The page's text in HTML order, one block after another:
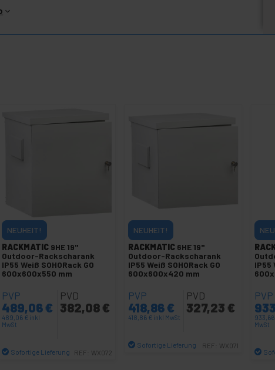
NEUHEIT!
RACKMATIC 9HE 19"
Outdoor-Rackscharank
IP55 Weiß SOHORack GO
600x600x550 mm
PVP
489,06€
489,06 € inkl
MwSt
PVD
382,08 €
Sofortige Lieferung REF: WX072
NEUHEIT!
RACKMATIC 6HE 19"
Outdoor-Rackscharank
IP55 Weiß SOHORack GO
600x600x420 mm
PVP
418,86€
418,86 € inkl MwSt
PVD
327,23 €
Sofortige Lieferung REF: WX071
IP55
PVP
933,66
MwSt